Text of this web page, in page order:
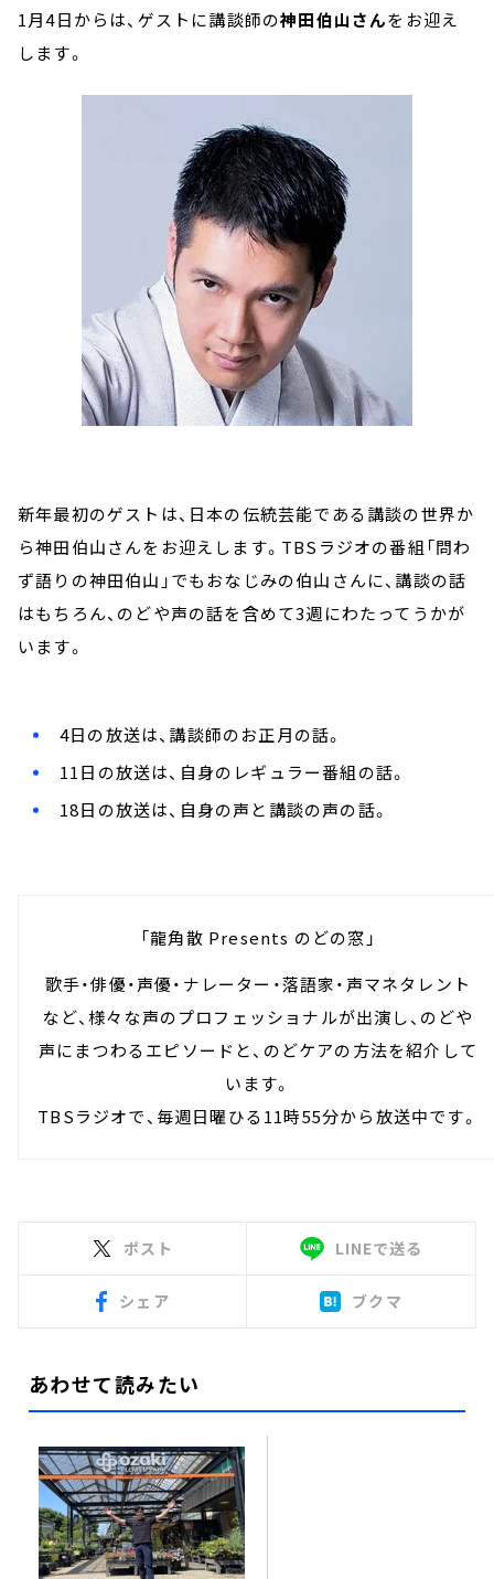
1月4日からは、ゲストに講談師の神田伯山さんをお迎え
します。
新年最初のゲストは、日本の伝統芸能である講談の世界か
ら神田伯山さんをお迎えします。TBSラジオの番組「問わ
ず語りの神田伯山」でもおなじみの伯山さんに、講談の話
はもちろん、のどや声の話を含めて3週にわたってうかが
います。
4日の放送は、講談師のお正月の話。
11日の放送は、自身のレギュラー番組の話。
18日の放送は、自身の声と講談の声の話。
「龍角散 Presents のどの窓」
歌手・俳優・声優・ナレーター・落語家・声マネタレント
など、様々な声のプロフェッショナルが出演し、のどや
声にまつわるエピソードと、のどケアの方法を紹介して
います。
TBSラジオで、毎週日曜ひる11時55分から放送中です。
ポスト LINEで送る
シェア ブクマ
あわせて読みたい